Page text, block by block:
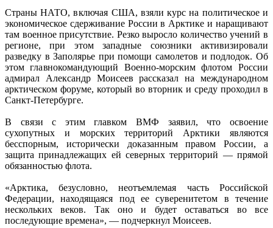
Страны НАТО, включая США, взяли курс на политическое и
экономическое сдерживание России в Арктике и наращивают
там военное присутствие. Резко выросло количество учений в
регионе, при этом западные союзники активизировали
разведку в Заполярье при помощи самолетов и подлодок. Об
этом главнокомандующий Военно-морским флотом России
адмирал Александр Моисеев рассказал на международном
арктическом форуме, который во вторник и среду проходил в
Санкт-Петербурге.
В связи с этим главком ВМФ заявил, что освоение
сухопутных и морских территорий Арктики являются
бесспорным, исторически доказанным правом России, а
защита принадлежащих ей северных территорий — прямой
обязанностью флота.
«Арктика, безусловно, неотъемлемая часть Российской
Федерации, находящаяся под ее суверенитетом в течение
нескольких веков. Так оно и будет оставаться во все
последующие времена», — подчеркнул Моисеев.